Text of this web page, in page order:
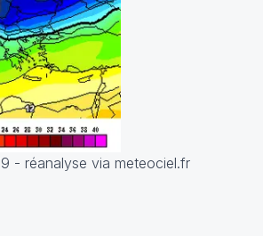
9 - réanalyse via meteociel.fr